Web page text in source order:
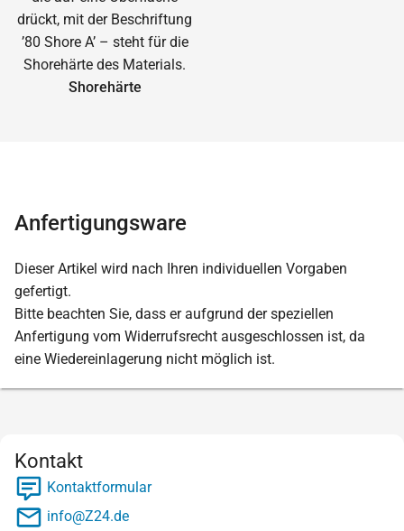
Shorehärte
Anfertigungsware
Dieser Artikel wird nach Ihren individuellen Vorgaben
gefertigt.
Bitte beachten Sie, dass er aufgrund der speziellen
Anfertigung vom Widerrufsrecht ausgeschlossen ist, da
eine Wiedereinlagerung nicht möglich ist.
Kontakt
Kontaktformular
info@Z24.de